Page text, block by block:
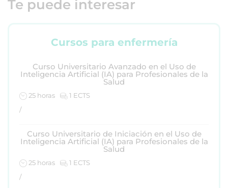
Te puede interesar
Cursos para enfermería
Curso Universitario Avanzado en el Uso de
Inteligencia Artificial (IA) para Profesionales de la
Salud
25 horas
1 ECTS
/
Curso Universitario de Iniciación en el Uso de
Inteligencia Artificial (IA) para Profesionales de la
Salud
25 horas
1 ECTS
/